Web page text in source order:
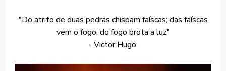
"Do atrito de duas pedras chispam faíscas; das faíscas
vem o fogo; do fogo brota a luz"
- Victor Hugo.